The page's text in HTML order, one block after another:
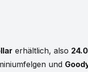
erhältlich, also
und